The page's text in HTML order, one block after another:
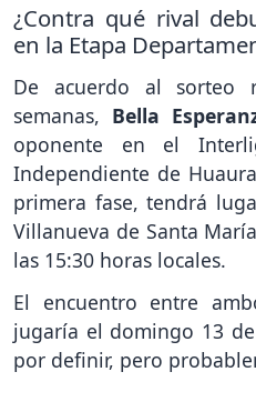
¿Contra qué rival
en la Etapa
De acuerdo al sorteo
semanas, Bella
oponente en el
Independiente de
primera fase, tendrá
Villanueva de Santa
las 15:30 horas locales.
El encuentro entre
jugaría el domingo 13
por definir, pero